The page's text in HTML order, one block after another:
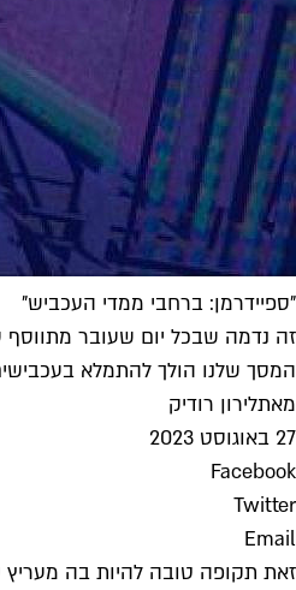
"ספיידרמן: ברחבי ממדי העכביש"
זה נדמה שבכל יום שעובר מתווסף
המסך שלנו הולך להתמלא
מאתלירון רודיק
27 באוגוסט 2023
Facebook
Twitter
Email
זאת תקופה טובה להיות בה מעריץ